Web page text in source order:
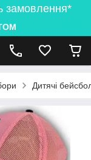
замовлення*
Дитячі